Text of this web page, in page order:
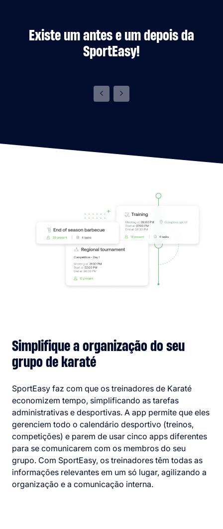
Existe um antes e um depois da
SportEasy!
Simplifique a organização do seu
grupo de karaté
SportEasy faz com que os treinadores de Karaté
economizem tempo, simplificando as tarefas
administrativas e desportivas. A app permite que eles
gerenciem todo o calendário desportivo (treinos,
competições) e parem de usar cinco apps diferentes
para se comunicarem com os membros do seu
grupo. Com SportEasy, os treinadores têm todas as
informações relevantes em um só lugar, agilizando a
organização e a comunicação interna.